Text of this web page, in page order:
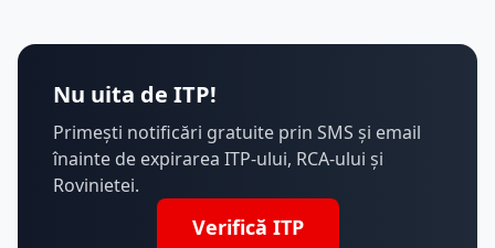
Nu uita de ITP!
Primești notificări gratuite prin SMS și email
înainte de expirarea ITP-ului, RCA-ului și
Rovinietei.
Verifică ITP